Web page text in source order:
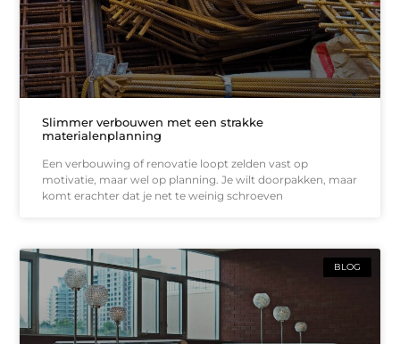
Slimmer verbouwen met een strakke
materialenplanning
Een verbouwing of renovatie loopt zelden vast op
motivatie, maar wel op planning. Je wilt doorpakken, maar
komt erachter dat je net te weinig schroeven
BLOG